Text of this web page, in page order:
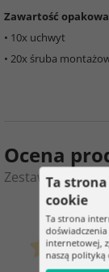
Zawartość
• 10x uchwyt
• 20x śruba
Ocena
Zestaw
0
0 ocena
Ta
cookie
Ta strona
internetowej,
naszą polityką